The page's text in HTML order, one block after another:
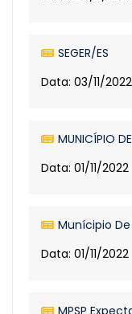
SEGER/ES
Data: 03/11/2022
MUNICÍPIO
Data: 01/11/2022
Munícipio
Data: 01/11/2022
MPSP